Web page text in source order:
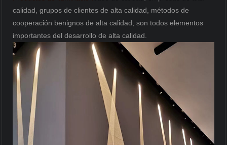
calidad, grupos de clientes de alta calidad, métodos de
cooperación benignos de alta calidad, son todos elementos
importantes del desarrollo de alta calidad.